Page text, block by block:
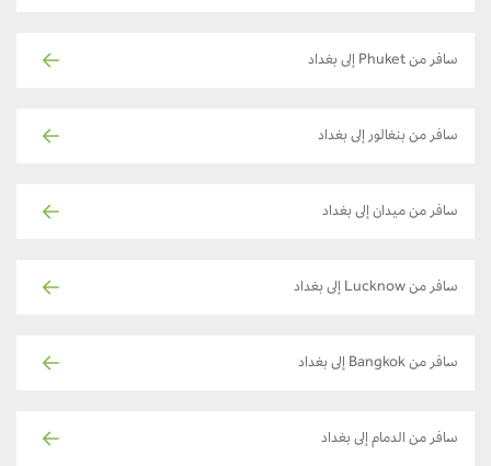
سافر من Phuket إلى بغداد
سافر من بنغالور إلى بغداد
سافر من ميدان إلى بغداد
سافر من Lucknow إلى بغداد
سافر من Bangkok إلى بغداد
سافر من الدمام إلى بغداد